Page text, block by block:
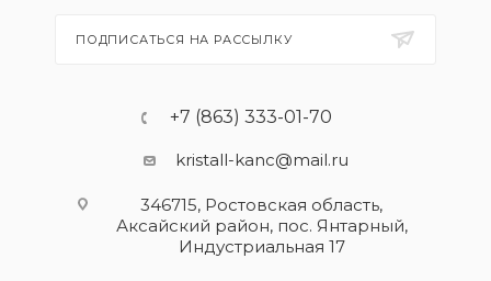
ПОДПИСАТЬСЯ НА РАССЫЛКУ
+7 (863) 333-01-70
kristall-kanc@mail.ru
346715, Ростовская область​,
Аксайский район, пос. Янтарный,
Индустриальная 17